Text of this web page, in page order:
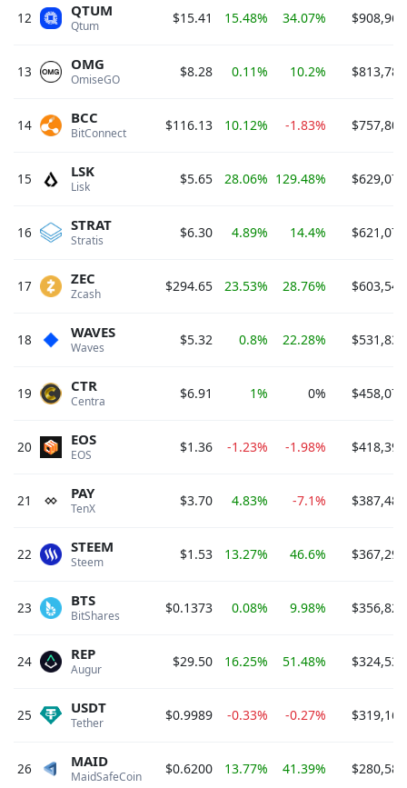
12 Qtum
QTUM $15.41 15.48% 34.07%
13 OmiseGO
OMG $8.28 0.11% 10.2%
14 BitConnect
BCC $116.13 10.12% -1.83%
15 Lisk
LSK $5.65 28.06% 129.48%
16 Stratis
STRAT $6.30 4.89% 14.4%
17 Zcash
ZEC $294.65 23.53% 28.76%
18 Waves
WAVES $5.32 0.8% 22.28%
19 Centra
CTR $6.91 1% 0%
20 EOS
EOS $1.36 -1.23% -1.98%
21 TenX
PAY $3.70 4.83% -7.1%
22 Steem
STEEM $1.53 13.27% 46.6%
23 BitShares
BTS $0.1373 0.08% 9.98%
24 Augur
REP $29.50 16.25% 51.48%
25 Tether
USDT $0.9989 -0.33% -0.27%
26 MaidSafeCoin
MAID $0.6200 13.77% 41.39%